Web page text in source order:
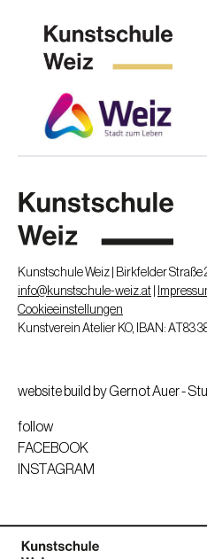
Unterricht an steirischen
Weiz
(Bildnerische Erziehung,
Durchführung zahlreicher
schulischen und öffentlichen
Gestaltung von 36 Maturabällen)
Gebrauchsgrafische Arbeiten für
und private Auftraggeber
(Karikaturen, Portrait-
Kunstschule Weiz | Birkfelder Straße
info@kunstschule-weiz.at
Cookieeinstellungen
Kunstverein Atelier KO, IBAN: AT83
website build by Gernot Auer -
follow
FACEBOOK
INSTAGRAM